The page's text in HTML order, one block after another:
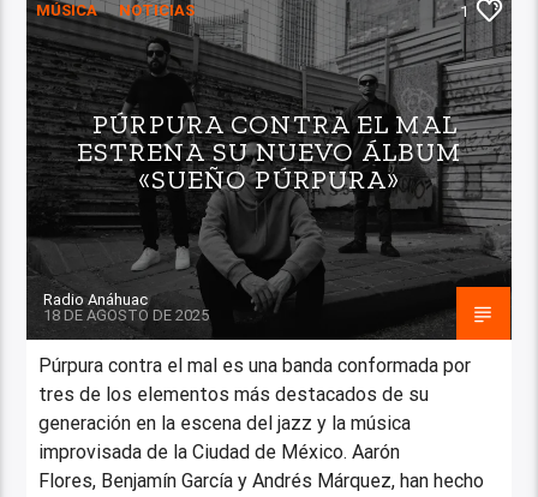
MÚSICA NOTICIAS 1
PÚRPURA CONTRA EL MAL
ESTRENA SU NUEVO ÁLBUM
«SUEÑO PÚRPURA»
Radio Anáhuac
18 DE AGOSTO DE 2025
Púrpura contra el mal es una banda conformada por
tres de los elementos más destacados de su
generación en la escena del jazz y la música
improvisada de la Ciudad de México. Aarón
Flores, Benjamín García y Andrés Márquez, han hecho